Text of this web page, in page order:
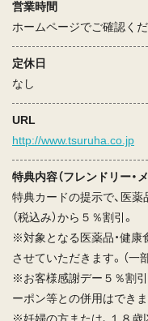
営業時間
ホームページでご確認くだ
定休日
なし
URL
http://www.tsuruha.co.jp
特典内容（フレンドリー・
特典カードの提示で、医薬
（税込み）から５％割引。
※対象となる医薬品・健康
させていただきます。（一
※お客様感謝デー５％割引
ーポン等との併用はできま